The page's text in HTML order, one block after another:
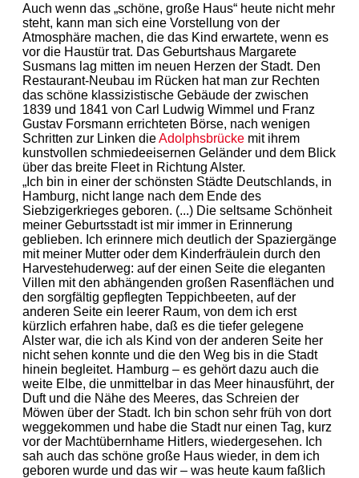
Auch wenn das „schöne, große Haus“ heute nicht mehr
steht, kann man sich eine Vorstellung von der
Atmosphäre machen, die das Kind erwartete, wenn es
vor die Haustür trat. Das Geburtshaus Margarete
Susmans lag mitten im neuen Herzen der Stadt. Den
Restaurant-Neubau im Rücken hat man zur Rechten
das schöne klassizistische Gebäude der zwischen
1839 und 1841 von Carl Ludwig Wimmel und Franz
Gustav Forsmann errichteten Börse, nach wenigen
Schritten zur Linken dieAdolphsbrücke mit ihrem
kunstvollen schmiedeeisernen Geländer und dem Blick
über das breite Fleet in Richtung Alster.
„Ich bin in einer der schönsten Städte Deutschlands, in
Hamburg, nicht lange nach dem Ende des
Siebzigerkrieges geboren. (...) Die seltsame Schönheit
meiner Geburtsstadt ist mir immer in Erinnerung
geblieben. Ich erinnere mich deutlich der Spaziergänge
mit meiner Mutter oder dem Kinderfräulein durch den
Harvestehuderweg: auf der einen Seite die eleganten
Villen mit den abhängenden großen Rasenflächen und
den sorgfältig gepflegten Teppichbeeten, auf der
anderen Seite ein leerer Raum, von dem ich erst
kürzlich erfahren habe, daß es die tiefer gelegene
Alster war, die ich als Kind von der anderen Seite her
nicht sehen konnte und die den Weg bis in die Stadt
hinein begleitet. Hamburg – es gehört dazu auch die
weite Elbe, die unmittelbar in das Meer hinausführt, der
Duft und die Nähe des Meeres, das Schreien der
Möwen über der Stadt. Ich bin schon sehr früh von dort
weggekommen und habe die Stadt nur einen Tag, kurz
vor der Machtübernhame Hitlers, wiedergesehen. Ich
sah auch das schöne große Haus wieder, in dem ich
geboren wurde und das wir – was heute kaum faßlich